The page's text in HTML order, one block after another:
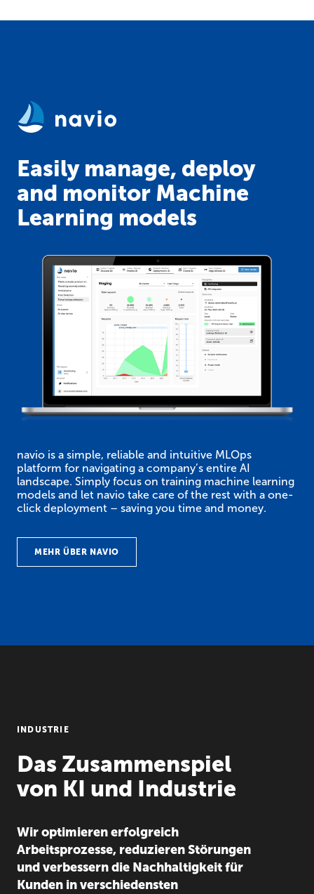
Easily manage, deploy
and monitor Machine
Learning models
navio is a simple, reliable and intuitive MLOps
platform for navigating a company’s entire AI
landscape. Simply focus on training machine learning
models and let navio take care of the rest with a one-
click deployment – saving you time and money.
MEHR ÜBER NAVIO
INDUSTRIE
Das Zusammenspiel
von KI und Industrie
Wir optimieren erfolgreich
Arbeitsprozesse, reduzieren Störungen
und verbessern die Nachhaltigkeit für
Kunden in verschiedensten